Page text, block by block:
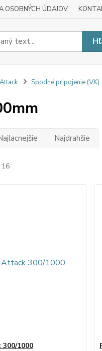
OSOBNÝCH ÚDAJOV
Spodné pripojenie (VK)
Najdrahšie
1000